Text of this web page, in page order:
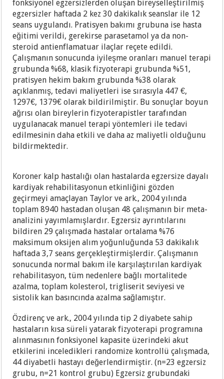
fonksiyonel egzersizlerden oluşan bireyselleştirilmiş
egzersizler haftada 2 kez 30 dakikalık seanslar ile 12
seans uygulandı. Pratisyen bakımı grubuna ise hasta
eğitimi verildi, gerekirse parasetamol ya da non-
steroid antienflamatuar ilaçlar reçete edildi.
Çalışmanın sonucunda iyileşme oranları manuel terapi
grubunda %68, klasik fizyoterapi grubunda %51,
pratisyen hekim bakım grubunda %38 olarak
açıklanmış, tedavi maliyetleri ise sırasıyla 447 €,
1297€, 1379€ olarak bildirilmiştir. Bu sonuçlar boyun
ağrısı olan bireylerin fizyoterapistler tarafından
uygulanacak manuel terapi yöntemleri ile tedavi
edilmesinin daha etkili ve daha az maliyetli olduğunu
bildirmektedir.
Koroner kalp hastalığı olan hastalarda egzersize dayalı
kardiyak rehabilitasyonun etkinliğini gözden
geçirmeyi amaçlayan Taylor ve ark., 2004 yılında
toplam 8940 hastadan oluşan 48 çalışmanın bir meta-
analizini yayımlamışlardır. Egzersiz ayrıntılarını
bildiren 29 çalışmada hastalar ortalama %76
maksimum oksijen alım yoğunluğunda 53 dakikalık
haftada 3,7 seans gerçekleştirmişlerdir. Çalışmanın
sonucunda normal bakım ile karşılaştırılan kardiyak
rehabilitasyon, tüm nedenlere bağlı mortalitede
azalma, toplam kolesterol, trigliserit seviyesi ve
sistolik kan basıncında azalma sağlamıştır.
Özdirenç ve ark., 2004 yılında tip 2 diyabete sahip
hastaların kısa süreli yatarak fizyoterapi programına
alınmasının fonksiyonel kapasite üzerindeki akut
etkilerini inceledikleri randomize kontrollü çalışmada,
44 diyabetli hastayı değerlendirmiştir. (n=23 egzersiz
grubu, n=21 kontrol grubu) Egzersiz grubundaki